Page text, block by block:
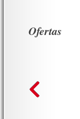
Ofertas